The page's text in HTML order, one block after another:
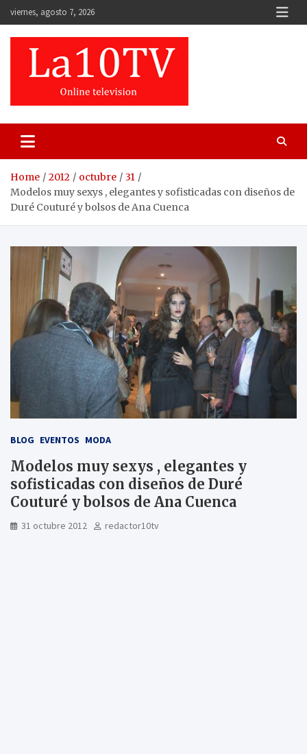
Skip
to
content
viernes, agosto 7, 2026
Home 2012 octubre
31
Modelos muy sexys , elegantes y sofisticadas con diseños de
Duré Couturé y bolsos de Ana Cuenca
BLOG EVENTOS MODA
Modelos muy sexys , elegantes y
sofisticadas con diseños de Duré
Couturé y bolsos de Ana Cuenca
31 octubre 2012 redactor10tv